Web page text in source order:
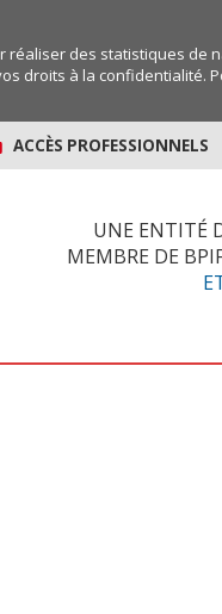
des statistiques de
droits à la confidentialité.
ACCÈS PROFESSIONNELS
UNE ENTITÉ
MEMBRE DE